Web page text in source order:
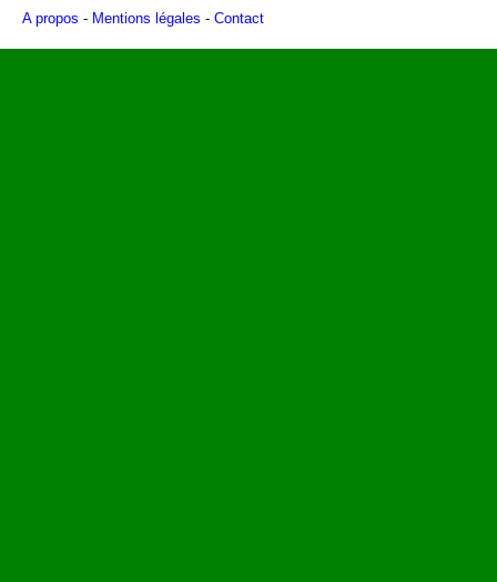
A propos - Mentions légales - Contact